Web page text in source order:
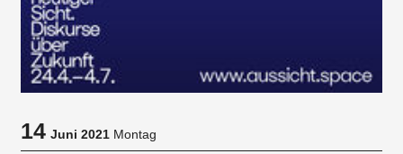
14Juni 2021 Montag